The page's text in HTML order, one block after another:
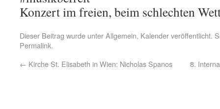
Konzert im freien, beim schlechten
Dieser Beitrag wurde unterAllgemein, Kalenderveröffentlicht.
Permalink.
← Kirche St. Elisabeth in Wien: Nicholas Spanos 8.